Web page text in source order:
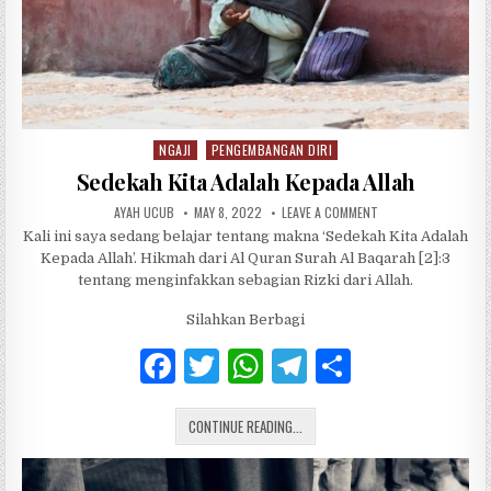
Posted in
NGAJI PENGEMBANGAN DIRI
Sedekah Kita Adalah Kepada Allah
AUTHOR:
AYAH UCUB PUBLISHED DATE:
MAY 8, 2022 LEAVE A COMMENTON SEDEKAH KITA
Kali ini saya sedang belajar tentang makna ‘Sedekah Kita Adalah
Kepada Allah’. Hikmah dari Al Quran Surah Al Baqarah [2]:3
tentang menginfakkan sebagian Rizki dari Allah.
Silahkan Berbagi
F
a
c
e
T
w
it
te
W
h
at
s
T
el
e
g e
CONTINUE READING... SEDEKAH KITA ADALAH KEPADA